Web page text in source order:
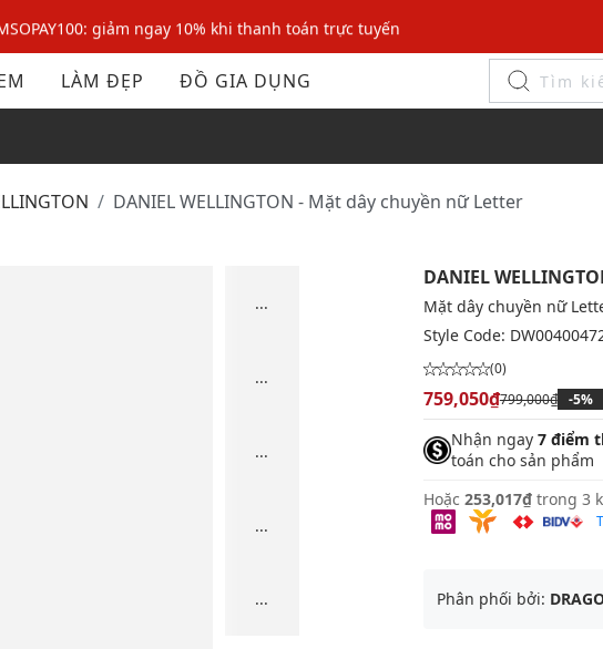
giảm ngay 10% khi thanh toán trực tuyến
- Giảm 10% đơn đầu cho thành viên mới!
giảm ngay 10% khi thanh toán trực tuyến
LÀM ĐẸP ĐỒ GIA DỤNG
DANIEL WELLINGTON - Mặt dây chuyền nữ Letter
...
...
...
...
...
DANIEL
Mặt dây chuyền nữ
Style Code:
(0)
759,050₫799,000₫ -5%
Nhận ngay 7 điểm
toán cho sản phẩm
Hoặc 253,017₫ trong 3
Phân phối bởi: